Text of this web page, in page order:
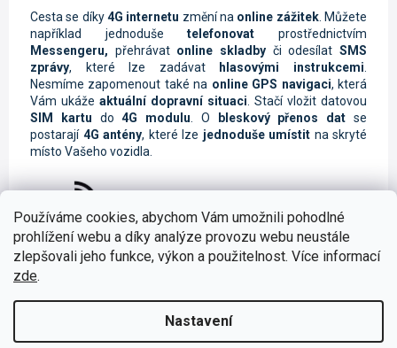
Používáme cookies, abychom Vám umožnili pohodlné
prohlížení webu a díky analýze provozu webu neustále
zlepšovali jeho funkce, výkon a použitelnost. Více informací
zde.
Nastavení
Cesta se díky4G internetu změní na online zážitek. Můžete
například jednodušetelefonovat prostřednictvím
Messengeru, přehrávat online skladby či odesílatSMS
zprávy, které lze zadávat hlasovými instrukcemi
Nesmíme zapomenout také na online GPS navigaci, která
Vám ukáže aktuální dopravní situaci . Stačí vložit datovou
SIM kartu do4G modulu . O bleskový přenos dat se
postarají 4G antény, které lze jednoduše umístit na skryté
místo Vašeho vozidla.
Muzika z mobilu či tabletu
jízdy neuvěřitelně zkrátí. Díky širokému spektru možnosti
připojení nebudete odkázáni pouze na rozhlasové vysílání.
Svou oblíbenou hudbu a videa můžete sdílet pomocíUSB